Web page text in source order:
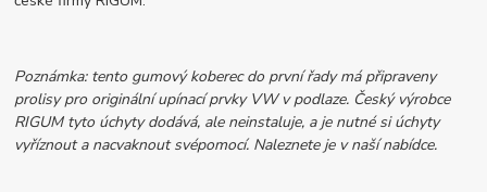
Poznámka: tento gumový koberec do první řady má připraveny
prolisy pro originální upínací prvky VW v podlaze. Český výrobce
RIGUM tyto úchyty dodává, ale neinstaluje, a je nutné si úchyty
vyříznout a nacvaknout svépomocí. Naleznete je v naší nabídce.